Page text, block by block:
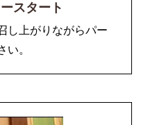
スタート
し上がりながらパー
い。